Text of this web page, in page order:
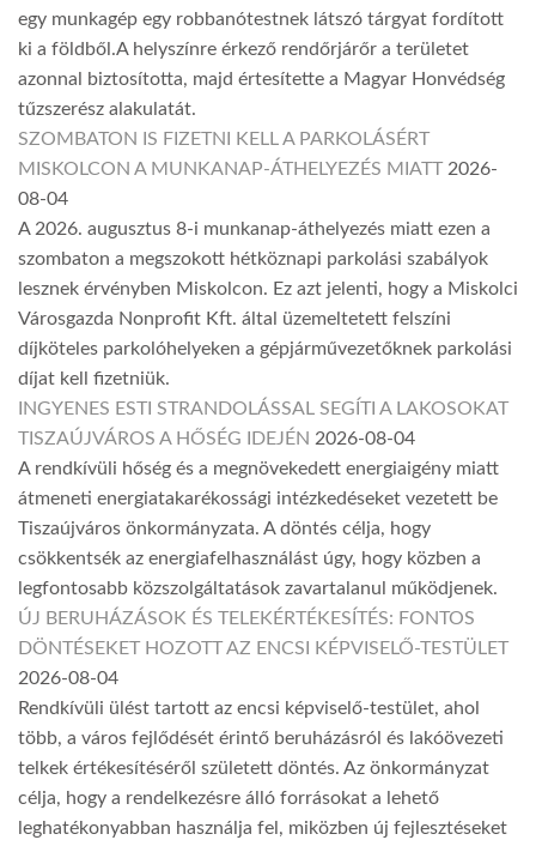
egy munkagép egy robbanótestnek látszó tárgyat fordított
ki a földből.A helyszínre érkező rendőrjárőr a területet
azonnal biztosította, majd értesítette a Magyar Honvédség
tűzszerész alakulatát.
SZOMBATON IS FIZETNI KELL A PARKOLÁSÉRT
MISKOLCON A MUNKANAP-ÁTHELYEZÉS MIATT 2026-
08-04
A 2026. augusztus 8-i munkanap-áthelyezés miatt ezen a
szombaton a megszokott hétköznapi parkolási szabályok
lesznek érvényben Miskolcon. Ez azt jelenti, hogy a Miskolci
Városgazda Nonprofit Kft. által üzemeltetett felszíni
díjköteles parkolóhelyeken a gépjárművezetőknek parkolási
díjat kell fizetniük.
INGYENES ESTI STRANDOLÁSSAL SEGÍTI A LAKOSOKAT
TISZAÚJVÁROS A HŐSÉG IDEJÉN 2026-08-04
A rendkívüli hőség és a megnövekedett energiaigény miatt
átmeneti energiatakarékossági intézkedéseket vezetett be
Tiszaújváros önkormányzata. A döntés célja, hogy
csökkentsék az energiafelhasználást úgy, hogy közben a
legfontosabb közszolgáltatások zavartalanul működjenek.
ÚJ BERUHÁZÁSOK ÉS TELEKÉRTÉKESÍTÉS: FONTOS
DÖNTÉSEKET HOZOTT AZ ENCSI KÉPVISELŐ-TESTÜLET
2026-08-04
Rendkívüli ülést tartott az encsi képviselő-testület, ahol
több, a város fejlődését érintő beruházásról és lakóövezeti
telkek értékesítéséről született döntés. Az önkormányzat
célja, hogy a rendelkezésre álló forrásokat a lehető
leghatékonyabban használja fel, miközben új fejlesztéseket